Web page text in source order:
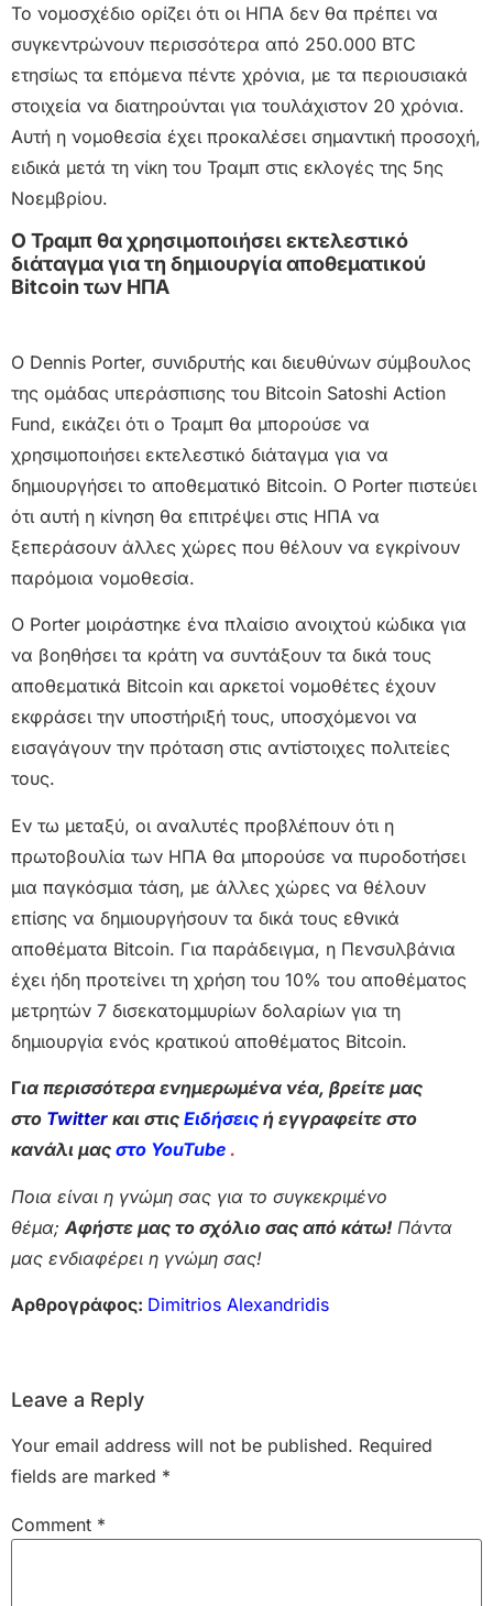
Το νομοσχέδιο ορίζει ότι οι ΗΠΑ δεν θα πρέπει να
συγκεντρώνουν περισσότερα από 250.000 BTC
ετησίως τα επόμενα πέντε χρόνια, με τα περιουσιακά
στοιχεία να διατηρούνται για τουλάχιστον 20 χρόνια.
Αυτή η νομοθεσία έχει προκαλέσει σημαντική προσοχή,
ειδικά μετά τη νίκη του Τραμπ στις εκλογές της 5ης
Νοεμβρίου.
Ο Τραμπ θα χρησιμοποιήσει εκτελεστικό
διάταγμα για τη δημιουργία αποθεματικού
Bitcoin των ΗΠΑ
Ο Dennis Porter, συνιδρυτής και διευθύνων σύμβουλος
της ομάδας υπεράσπισης του Bitcoin Satoshi Action
Fund, εικάζει ότι ο Τραμπ θα μπορούσε να
χρησιμοποιήσει εκτελεστικό διάταγμα για να
δημιουργήσει το αποθεματικό Bitcoin. Ο Porter πιστεύει
ότι αυτή η κίνηση θα επιτρέψει στις ΗΠΑ να
ξεπεράσουν άλλες χώρες που θέλουν να εγκρίνουν
παρόμοια νομοθεσία.
Ο Porter μοιράστηκε ένα πλαίσιο ανοιχτού κώδικα για
να βοηθήσει τα κράτη να συντάξουν τα δικά τους
αποθεματικά Bitcoin και αρκετοί νομοθέτες έχουν
εκφράσει την υποστήριξή τους, υποσχόμενοι να
εισαγάγουν την πρόταση στις αντίστοιχες πολιτείες
τους.
Εν τω μεταξύ, οι αναλυτές προβλέπουν ότι η
πρωτοβουλία των ΗΠΑ θα μπορούσε να πυροδοτήσει
μια παγκόσμια τάση, με άλλες χώρες να θέλουν
επίσης να δημιουργήσουν τα δικά τους εθνικά
αποθέματα Bitcoin. Για παράδειγμα, η Πενσυλβάνια
έχει ήδη προτείνει τη χρήση του 10% του αποθέματος
μετρητών 7 δισεκατομμυρίων δολαρίων για τη
δημιουργία ενός κρατικού αποθέματος Bitcoin.
Για περισσότερα ενημερωμένα νέα, βρείτε μας
στο Twitter και στις Ειδήσεις ή εγγραφείτε στο
κανάλι μας στο YouTube .
Ποια είναι η γνώμη σας για το συγκεκριμένο
θέμα; Αφήστε μας το σχόλιο σας από κάτω! Πάντα
μας ενδιαφέρει η γνώμη σας!
Αρθρογράφος: Dimitrios Alexandridis
Leave a Reply
Your email address will not be published. Required
fields are marked *
Comment *